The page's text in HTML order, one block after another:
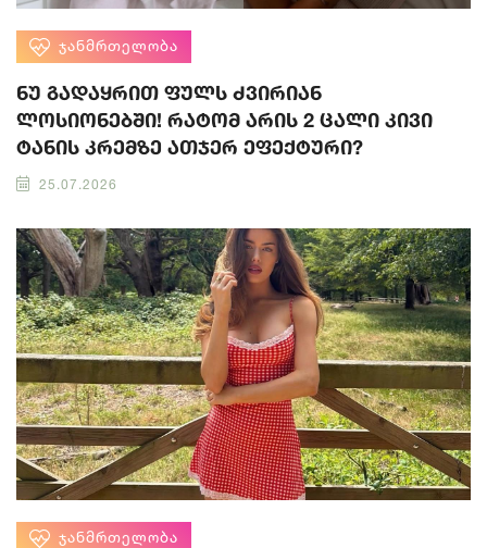
ᲯᲐᲜᲛᲠᲗᲔᲚᲝᲑᲐ
ნუ გადაყრით ფულს ძვირიან
ლოსიონებში! რატომ არის 2 ცალი კივი
ტანის კრემზე ათჯერ ეფექტური?
25.07.2026
ᲯᲐᲜᲛᲠᲗᲔᲚᲝᲑᲐ